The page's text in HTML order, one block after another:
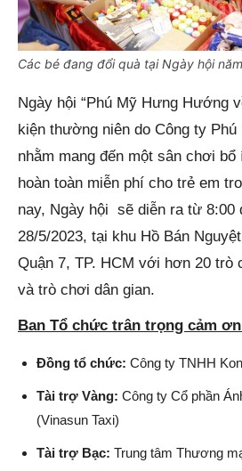
Các bé đang đổi quà tại Ngày hội
Ngày hội “Phú Mỹ Hưng Hướng
kiện thường niên do Công ty
nhằm mang đến một sân chơi
hoàn toàn miễn phí cho trẻ em
nay, Ngày hội sẽ diễn ra từ 8:00
28/5/2023, tại khu Hồ Bán
Quận 7, TP. HCM với hơn 20 trò
và trò chơi dân gian.
Ban Tổ chức trân trọng cảm
Đồng tổ chức: Công ty TNHH
Tài trợ Vàng: Công ty Cổ phần
(Vinasun Taxi)
Tài trợ Bạc: Trung tâm Thương